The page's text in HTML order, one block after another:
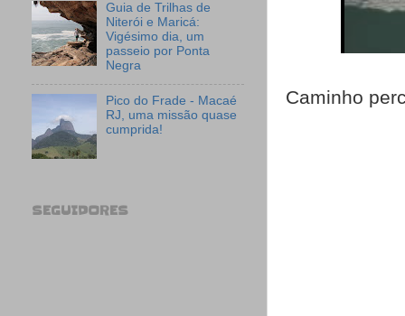
Caminho
Guia de Trilhas de
Niterói e Maricá:
Vigésimo dia, um
passeio por Ponta
Negra
Pico do Frade - Macaé
RJ, uma missão quase
cumprida!
SEGUIDORES